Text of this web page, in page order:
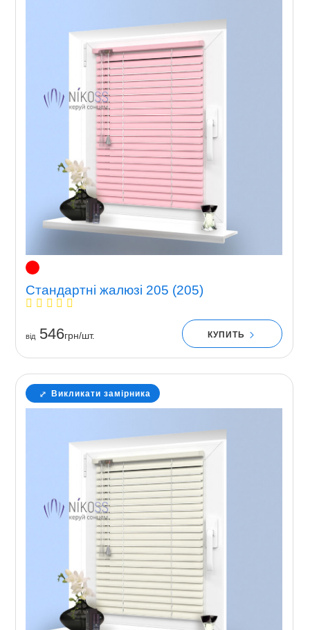
Стандартні жалюзі 205 (205)
вiд546грн/шт. КУПИТЬ
Викликати замірника